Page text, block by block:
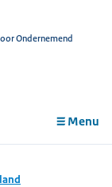
Ondernemend
Menu